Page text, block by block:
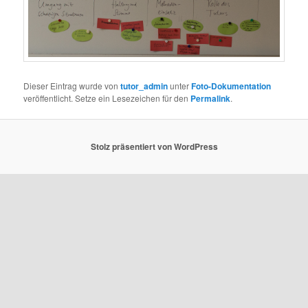
Dieser Eintrag wurde vontutor_adminunterFoto-Dokumentation
veröffentlicht. Setze ein Lesezeichen für den Permalink.
Stolz präsentiert von WordPress